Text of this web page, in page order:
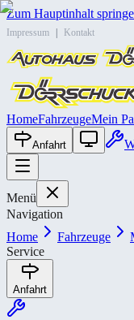
Zum Hauptinhalt
Impressum Kontakt
HomeFahrzeugeMein
Anfahrt
Menü
Navigation
Home
Fahrzeuge
Service
Anfahrt